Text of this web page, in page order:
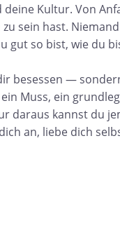
deine Kultur. Von
zu sein hast.
gut so bist, wie du
besessen —
Muss, ein
daraus kannst du
an, liebe dich